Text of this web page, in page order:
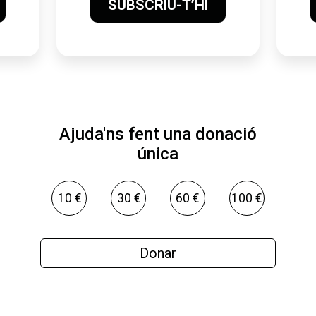
SUBSCRIU-T’HI
Ajuda'ns fent una donació
única
10 € 30 € 60 € 100 €
Donar